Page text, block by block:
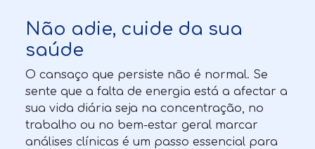
Não adie, cuide da sua
saúde
O cansaço que persiste não é normal. Se
sente que a falta de energia está a afectar a
sua vida diária seja na concentração, no
trabalho ou no bem-estar geral marcar
análises clínicas é um passo essencial para